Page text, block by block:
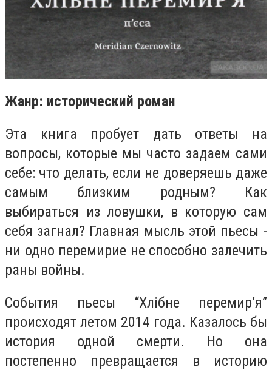
Жанр: исторический роман
Эта книга пробует дать ответы на
вопросы, которые мы часто задаем сами
себе: что делать, если не доверяешь даже
самым близким родным? Как
выбираться из ловушки, в которую сам
себя загнал? Главная мысль этой пьесы -
ни одно перемирие не способно залечить
раны войны.
События пьесы “Хлібне перемир’я”
происходят летом 2014 года. Казалось бы
история одной смерти. Но она
постепенно превращается в историю